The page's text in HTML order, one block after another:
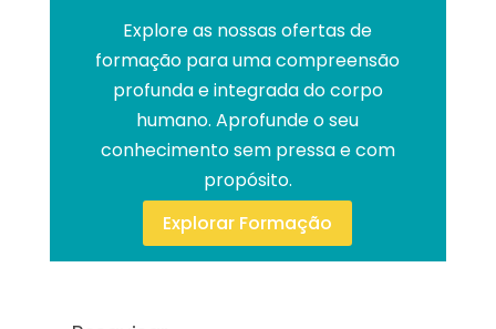
Explore as nossas ofertas de
formação para uma compreensão
profunda e integrada do corpo
humano. Aprofunde o seu
conhecimento sem pressa e com
propósito.
Explorar Formação